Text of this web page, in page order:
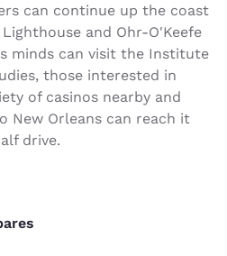
can continue up the coast
and Ohr-O'Keefe
minds can visit the Institute
those interested in
of casinos nearby and
New Orleans can reach it
drive.